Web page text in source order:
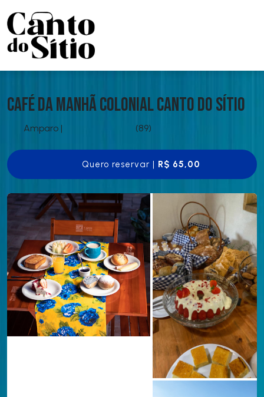
Café da Manhã Colonial Canto do Sítio
Amparo | (89)
Quero reservar | R$ 65,00